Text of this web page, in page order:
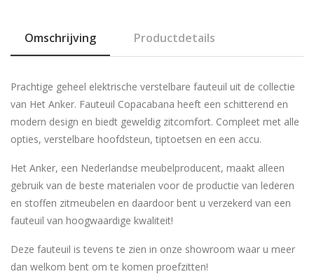
Omschrijving Productdetails
Prachtige geheel elektrische verstelbare fauteuil uit de collectie
van Het Anker. Fauteuil Copacabana heeft een schitterend en
modern design en biedt geweldig zitcomfort. Compleet met alle
opties, verstelbare hoofdsteun, tiptoetsen en een accu.
Het Anker, een Nederlandse meubelproducent, maakt alleen
gebruik van de beste materialen voor de productie van lederen
en stoffen zitmeubelen en daardoor bent u verzekerd van een
fauteuil van hoogwaardige kwaliteit!
Deze fauteuil is tevens te zien in onze showroom waar u meer
dan welkom bent om te komen proefzitten!